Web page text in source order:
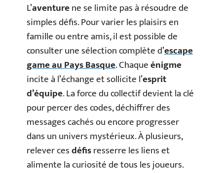
L’aventurene se limite pas à résoudre de
simples défis. Pour varier les plaisirs en
famille ou entre amis, il est possible de
consulter une sélection complète d’escape
game au Pays Basque. Chaqueénigme
incite à l’échange et sollicite l’esprit
d’équipe. La force du collectif devient la clé
pour percer des codes, déchiffrer des
messages cachés ou encore progresser
dans un univers mystérieux. À plusieurs,
relever cesdéfisresserre les liens et
alimente la curiosité de tous les joueurs.